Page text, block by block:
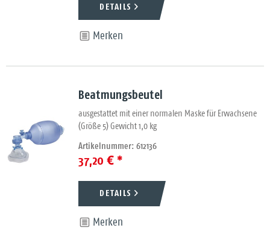
DETAILS
Merken
Beatmungsbeutel
ausgestattet mit einer normalen Maske für Erwachsene
(Größe 5) Gewicht 1,0 kg
Artikelnummer: 612136
37,20 € *
DETAILS
Merken